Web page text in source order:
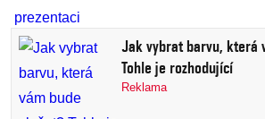
Jak vybrat barvu, která
Tohle je rozhodující
Reklama